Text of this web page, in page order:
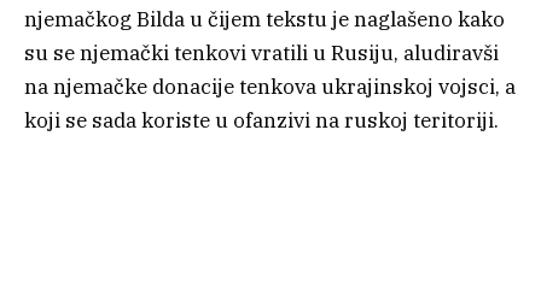
njemačkog Bilda u čijem tekstu je naglašeno kako
su se njemački tenkovi vratili u Rusiju, aludiravši
na njemačke donacije tenkova ukrajinskoj vojsci, a
koji se sada koriste u ofanzivi na ruskoj teritoriji.